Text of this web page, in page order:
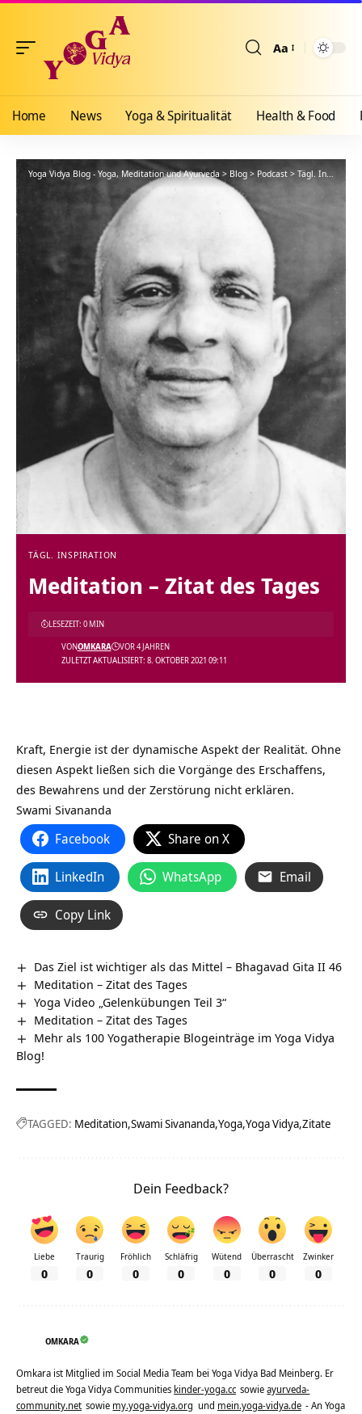
Aa
Home News Yoga & Spiritualität Health & Food
Yoga Vidya Blog - Yoga, Meditation und Ayurveda > Blog > Podcast > Tägl. Inspiration
TÄGL. INSPIRATION
Meditation – Zitat des Tages
ZULETZT AKTUALISIERT: 8. OKTOBER 2021 09:11
VONOMKARA VOR 4 JAHREN
LESEZEIT: 0 MIN
Kraft, Energie ist der dynamische Aspekt der Realität. Ohne
diesen Aspekt ließen sich die Vorgänge des Erschaffens,
des Bewahrens und der Zerstörung nicht erklären.
Swami Sivananda
Facebook Share on X
LinkedIn WhatsApp Email
Copy Link
Das Ziel ist wichtiger als das Mittel – Bhagavad Gita II 46
Meditation – Zitat des Tages
Yoga Video „Gelenkübungen Teil 3“
Meditation – Zitat des Tages
Mehr als 100 Yogatherapie Blogeinträge im Yoga Vidya
Blog!
TAGGED: Meditation Swami Sivananda Yoga Yoga Vidya Zitate
Dein Feedback?
Liebe
0
Traurig
0
Fröhlich
0
Schläfrig
0
Wütend
0
Überrascht
0
Zwinker
0
OMKARA
Omkara ist Mitglied im Social Media Team bei Yoga Vidya Bad Meinberg. Er
betreut die Yoga Vidya Communities kinder-yoga.cc sowieayurveda-
community.net sowie my.yoga-vidya.org und mein.yoga-vidya.de - An Yoga